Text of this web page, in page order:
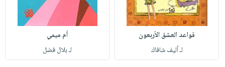
قواعد العشق الأربعون
لـ أليف شافاك
أم ميمي
لـ بلال فضل